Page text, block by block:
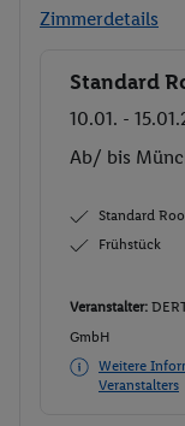
Zimmerdetails
Buchen
Standard
10.01. -
Ab/ bis
Standard
Frühstück
Veranstalter:
GmbH
Weitere
Veranstalters